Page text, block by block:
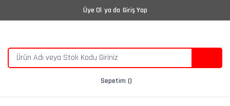
Üye Ol ya da Giriş Yap
Sepetim